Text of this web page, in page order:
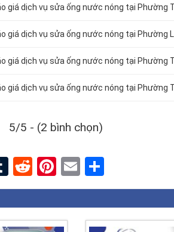
giá dịch vụ sửa ống nước nóng tại Phường
giá dịch vụ sửa ống nước nóng tại Phường
giá dịch vụ sửa ống nước nóng tại Phường
giá dịch vụ sửa ống nước nóng tại Phường
5/5 - (2 bình chọn)
Tumblr
RedditPinterest
Email